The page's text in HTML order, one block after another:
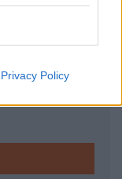
Privacy Policy